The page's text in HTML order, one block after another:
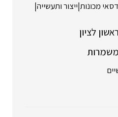
מכונות|ייצור ותעשייה|
ראשון לציון
משמרות